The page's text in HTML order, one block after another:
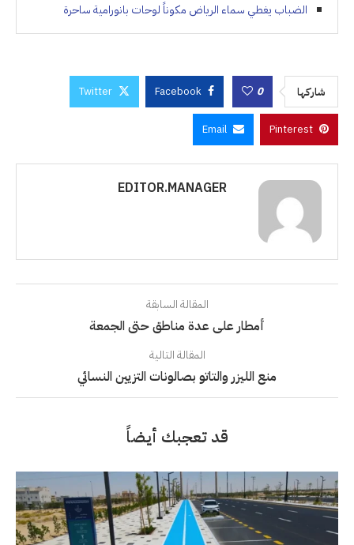
الضباب يغطي سماء الرياض مكوناً لوحات بانورامية ساحرة
شاركها 0
Facebook
Twitter
Pinterest
Email
EDITOR.MANAGER
المقالة السابقة
أمطار على عدة مناطق حتى الجمعة
المقالة التالية
منع الليزر والتاتو بصالونات التزيين النسائي
قد تعجبك أيضاً